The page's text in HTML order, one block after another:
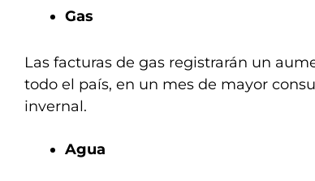
Gas
Las facturas de gas registrarán un
todo el país, en un mes de mayor
invernal.
Agua